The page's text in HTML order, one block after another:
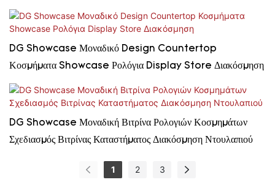
DG Showcase Μοναδικό Design Countertop
Κοσμήματα Showcase Ρολόγια Display Store Διακόσμηση
DG Showcase Μοναδική Βιτρίνα Ρολογιών Κοσμημάτων
Σχεδιασμός Βιτρίνας Καταστήματος Διακόσμηση Ντουλαπιού
1 2 3